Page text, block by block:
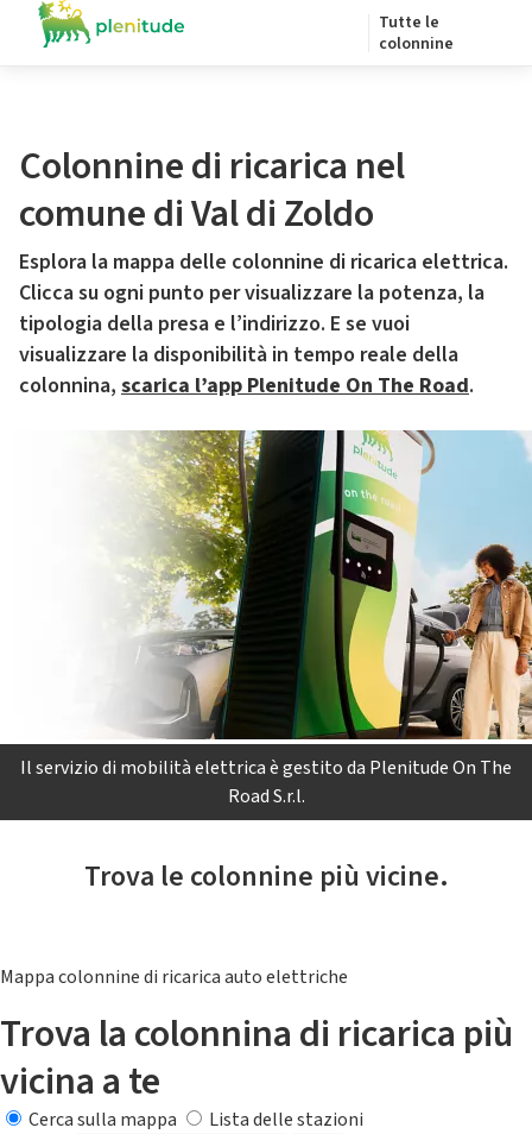
Tutte le
colonnine
Colonnine di ricarica nel
comune di Val di Zoldo
Esplora la mappa delle colonnine di ricarica elettrica.
Clicca su ogni punto per visualizzare la potenza, la
tipologia della presa e l’indirizzo. E se vuoi
visualizzare la disponibilità in tempo reale della
colonnina, scarica l’app Plenitude On The Road.
Il servizio di mobilità elettrica è gestito da Plenitude On The
Road S.r.l.
Trova le colonnine più vicine.
Mappa colonnine di ricarica auto elettriche
Trova la colonnina di ricarica più
vicina a te
Cerca sulla mappa
Lista delle stazioni